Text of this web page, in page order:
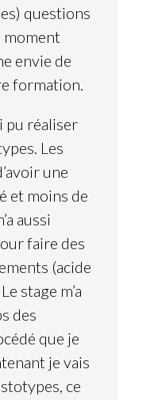
questions
moment
envie de
formation.
pu réaliser
Les
une
et moins de
aussi
faire des
(acide
stage m’a
des
que je
je vais
ce